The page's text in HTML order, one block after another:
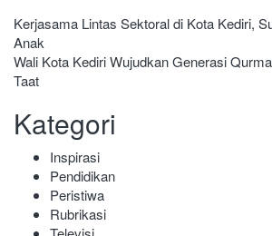
Navigasi
pos
Kerjasama Lintas Sektoral di Kota Kediri,
Anak
Wali Kota Kediri Wujudkan Generasi
Taat
Kategori
Inspirasi
Pendidikan
Peristiwa
Rubrikasi